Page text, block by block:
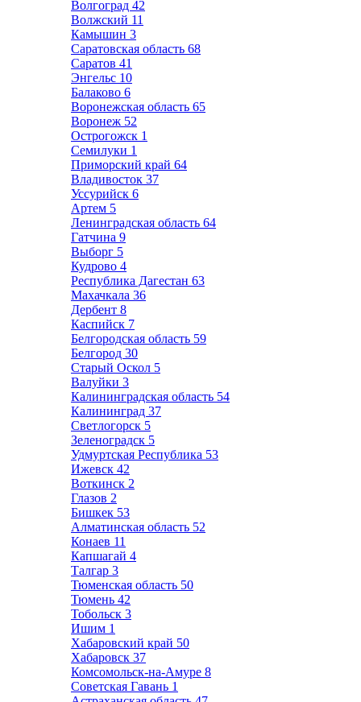
Волгоград 42
Волжский 11
Камышин 3
Саратовская область 68
Саратов 41
Энгельс 10
Балаково 6
Воронежская область 65
Воронеж 52
Острогожск 1
Семилуки 1
Приморский край 64
Владивосток 37
Уссурийск 6
Артем 5
Ленинградская область 64
Гатчина 9
Выборг 5
Кудрово 4
Республика Дагестан 63
Махачкала 36
Дербент 8
Каспийск 7
Белгородская область 59
Белгород 30
Старый Оскол 5
Валуйки 3
Калининградская область 54
Калининград 37
Светлогорск 5
Зеленоградск 5
Удмуртская Республика 53
Ижевск 42
Воткинск 2
Глазов 2
Бишкек 53
Алматинская область 52
Конаев 11
Капшагай 4
Талгар 3
Тюменская область 50
Тюмень 42
Тобольск 3
Ишим 1
Хабаровский край 50
Хабаровск 37
Комсомольск-на-Амуре 8
Советская Гавань 1